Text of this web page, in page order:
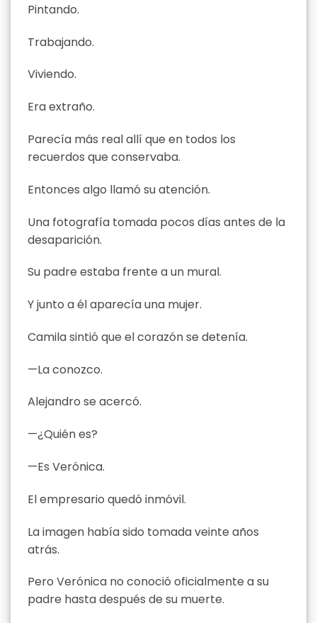
Pintando.
Trabajando.
Viviendo.
Era extraño.
Parecía más real allí que en todos los
recuerdos que conservaba.
Entonces algo llamó su atención.
Una fotografía tomada pocos días antes de la
desaparición.
Su padre estaba frente a un mural.
Y junto a él aparecía una mujer.
Camila sintió que el corazón se detenía.
—La conozco.
Alejandro se acercó.
—¿Quién es?
—Es Verónica.
El empresario quedó inmóvil.
La imagen había sido tomada veinte años
atrás.
Pero Verónica no conoció oficialmente a su
padre hasta después de su muerte.